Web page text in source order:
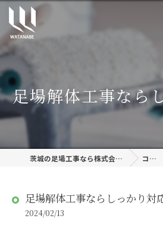
足場解体工事なら
茨城の足場工事なら株式会社渡邊建設 コラム
足場解体工事ならしっかり対
2024/02/13